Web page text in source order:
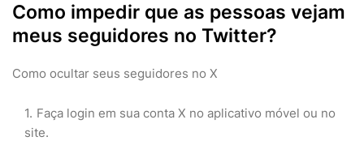
Como impedir que as pessoas vejam
meus seguidores no Twitter?
Como ocultar seus seguidores no X
Faça login em sua conta X no aplicativo móvel ou no
site.